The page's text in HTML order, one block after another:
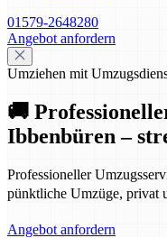
01579-2648280
Angebot anfordern
Umziehen mit
🚚
Ibbenbüren –
Professioneller
pünktliche Umzüge,
Angebot anfordern